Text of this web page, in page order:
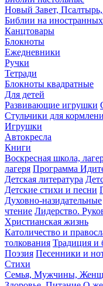
Новый Завет,
Библии на
Канцтовары
Блокноты
Ежедневники
Ручки
Тетради
Блокноты квадратные
Для детей
Развивающие игрушки
Стульчики для
Игрушки
Автокресла
Книги
Воскресная школа,
лагеря Программа
Детская литература
Детские стихи и песни
Духовно-назидательные
чтение Лидерство.
Христианская жизнь
Католичество и
толкования Традиция и
Поэзия Песенники и
Стихи
Семья, Мужчины,